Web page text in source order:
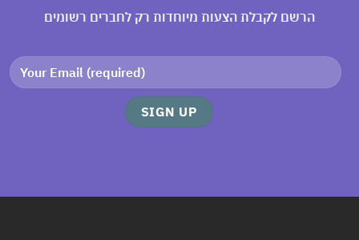
הרשם לקבלת הצעות מיוחדות רק לחברים רשומים